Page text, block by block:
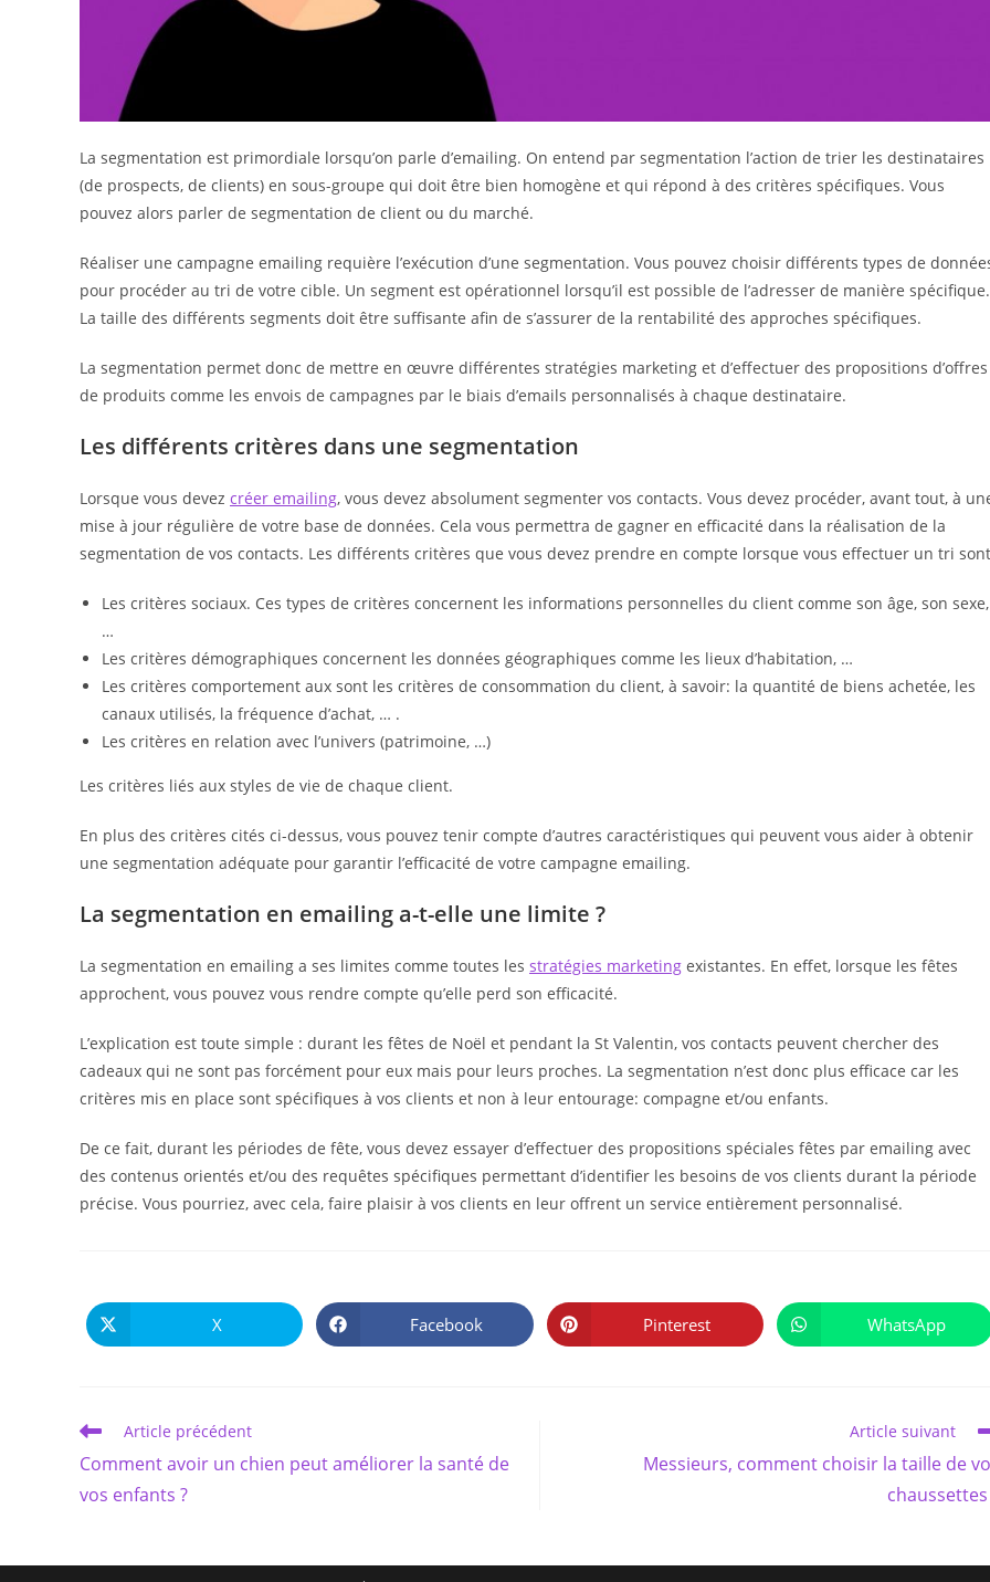
La segmentation est primordiale lorsqu’on parle d’emailing. On entend par segmentation l’action de trier les destinataires
(de prospects, de clients) en sous-groupe qui doit être bien homogène et qui répond à des critères spécifiques. Vous
pouvez alors parler de segmentation de client ou du marché.
Réaliser une campagne emailing requière l’exécution d’une segmentation. Vous pouvez choisir différents types de
pour procéder au tri de votre cible. Un segment est opérationnel lorsqu’il est possible de l’adresser de manière spécifique.
La taille des différents segments doit être suffisante afin de s’assurer de la rentabilité des approches spécifiques.
La segmentation permet donc de mettre en œuvre différentes stratégies marketing et d’effectuer des propositions d’offres
de produits comme les envois de campagnes par le biais d’emails personnalisés à chaque destinataire.
Les différents critères dans une segmentation
Lorsque vous devez créer emailing, vous devez absolument segmenter vos contacts. Vous devez procéder, avant tout, à
mise à jour régulière de votre base de données. Cela vous permettra de gagner en efficacité dans la réalisation de la
segmentation de vos contacts. Les différents critères que vous devez prendre en compte lorsque vous effectuer un tri
Les critères sociaux. Ces types de critères concernent les informations personnelles du client comme son âge, son sexe,
…
Les critères démographiques concernent les données géographiques comme les lieux d’habitation, …
Les critères comportement aux sont les critères de consommation du client, à savoir: la quantité de biens achetée, les
canaux utilisés, la fréquence d’achat, … .
Les critères en relation avec l’univers (patrimoine, …)
Les critères liés aux styles de vie de chaque client.
En plus des critères cités ci-dessus, vous pouvez tenir compte d’autres caractéristiques qui peuvent vous aider à obtenir
une segmentation adéquate pour garantir l’efficacité de votre campagne emailing.
La segmentation en emailing a-t-elle une limite ?
La segmentation en emailing a ses limites comme toutes les stratégies marketing existantes. En effet, lorsque les fêtes
approchent, vous pouvez vous rendre compte qu’elle perd son efficacité.
L’explication est toute simple : durant les fêtes de Noël et pendant la St Valentin, vos contacts peuvent chercher des
cadeaux qui ne sont pas forcément pour eux mais pour leurs proches. La segmentation n’est donc plus efficace car les
critères mis en place sont spécifiques à vos clients et non à leur entourage: compagne et/ou enfants.
De ce fait, durant les périodes de fête, vous devez essayer d’effectuer des propositions spéciales fêtes par emailing avec
des contenus orientés et/ou des requêtes spécifiques permettant d’identifier les besoins de vos clients durant la période
précise. Vous pourriez, avec cela, faire plaisir à vos clients en leur offrent un service entièrement personnalisé.
CE
CONTENU
Ouvrir
dans
X Ouvrir
dans
Facebook Ouvrir
dans
Pinterest Ouvrir
dans
WhatsApp
Read
articles
Article précédent
Comment avoir un chien peut améliorer la santé de
vos enfants ?
Article suivant
Messieurs, comment choisir la taille de
chaussettes